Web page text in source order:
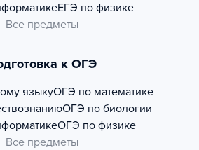
ЕГЭ по физике
Все предметы
к ОГЭ
языкуОГЭ по математике
ОГЭ по биологии
ОГЭ по физике
Все предметы